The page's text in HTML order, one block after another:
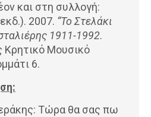
και στη συλλογή:
2007. “Το Στελάκι
1911-1992.
Κρητικό Μουσικό
6.
Τώρα θα σας πω